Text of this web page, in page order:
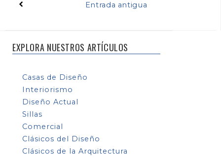
Entrada antigua
EXPLORA NUESTROS ARTÍCULOS
Casas de Diseño
Interiorismo
Diseño Actual
Sillas
Comercial
Clásicos del Diseño
Clásicos de la Arquitectura